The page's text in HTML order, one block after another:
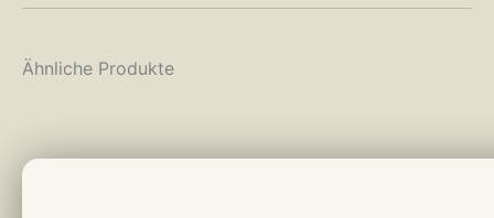
Ähnliche Produkte